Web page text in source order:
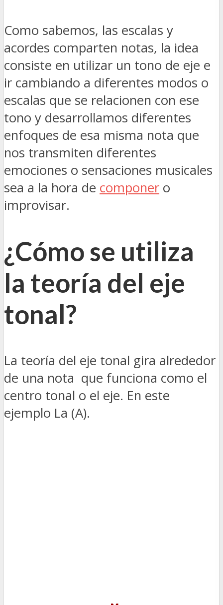
Como sabemos, las escalas y
acordes comparten notas, la idea
consiste en utilizar un tono de eje e
ir cambiando a diferentes modos o
escalas que se relacionen con ese
tono y desarrollamos diferentes
enfoques de esa misma nota que
nos transmiten diferentes
emociones o sensaciones musicales
sea a la hora de componer o
improvisar.
¿Cómo se utiliza
la teoría del eje
tonal?
La teoría del eje tonal gira alrededor
de una nota que funciona como el
centro tonal o el eje. En este
ejemplo La (A).